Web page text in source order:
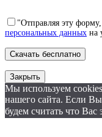
"Отправляя эту
персональных данных на
Закрыть
Мы используем
нашего сайта. Если
будем считать что Вас